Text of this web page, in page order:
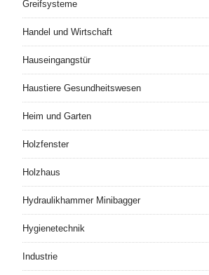
Greifsysteme
Handel und Wirtschaft
Hauseingangstür
Haustiere Gesundheitswesen
Heim und Garten
Holzfenster
Holzhaus
Hydraulikhammer Minibagger
Hygienetechnik
Industrie